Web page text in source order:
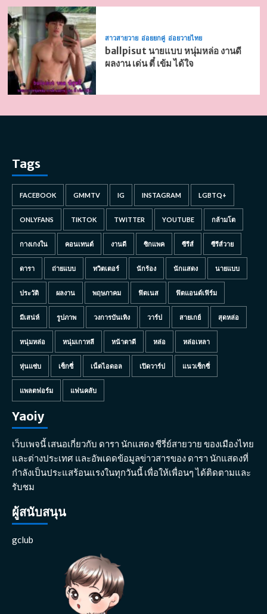
สาวสายวาย อ่อยยกคู่ อ่อยวายไทย
ballpisut นายแบบ หนุ่มหล่อ งานดี
ผลงาน เด่น ตี๋ เข้ม ได้ใจ
Tags
FACEBOOK GMMTV IG INSTAGRAM LGBTQ+
ONLYFANS TIKTOK TWITTER YOUTUBE กล้ามโต
กางเกงใน คอนเทนต์ งานดี ซิกแพค ซีรีส์ ซีรีส์วาย
ดารา ถ่ายแบบ ทวิตเตอร์ นักร้อง นักแสดง นายแบบ
ประวัติ ผลงาน พฤษภาคม ฟิตเนส ฟิตแอนด์เฟิร์ม
มีเสน่ห์ รูปภาพ วงการบันเทิง วาร์ป สายเกย์ สุดหล่อ
หนุ่มหล่อ หนุ่มเกาหลี หน้าตาดี หล่อ หล่อเหลา
หุ่นแซ่บ เซ็กซี่ เน็ตไอดอล เปิดวาร์ป แนวเซ็กซี่
แพลตฟอร์ม แฟนคลับ
Yaoiy
เว็บเพจนี้ เสนอเกี่ยวกับ ดารา นักแสดง ซีรี่ย์สายวาย ของเมืองไทย
และต่างประเทศ และอัพเดดข้อมูลข่าวสารของ ดารา นักแสดงที่
กำลังเป็นประแสร้อนแรงในทุกวันนี้ เพื่อให้เพื่อนๆ ได้ติดตามและ
รับชม
ผู้สนับสนุน
gclub